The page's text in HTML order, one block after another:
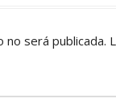
será publicada.